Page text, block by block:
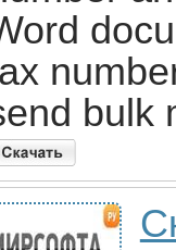
bulk